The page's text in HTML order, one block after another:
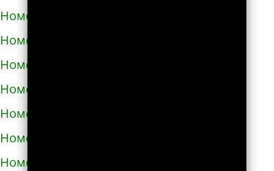
Номера телефонов такси в Лохвице
Номера телефонов такси в Лубнах
Номера телефонов такси в Луцке
Номера телефонов такси во Львове
Номера телефонов такси в Люботине
Номера телефонов такси в Малой Виске
Номера телефонов такси в Малине